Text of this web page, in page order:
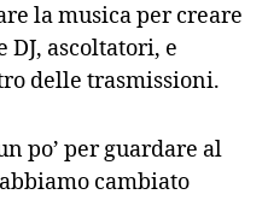
la musica per creare
DJ, ascoltatori, e
delle trasmissioni.
po’ per guardare al
cambiato